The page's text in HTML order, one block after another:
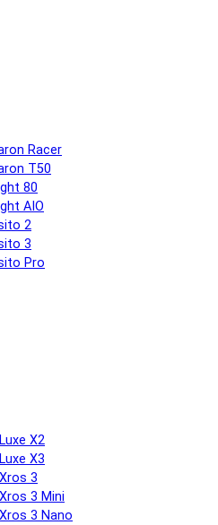
Racer
T50
80
AIO
2
3
Pro
X2
X3
3
3 Mini
3 Nano